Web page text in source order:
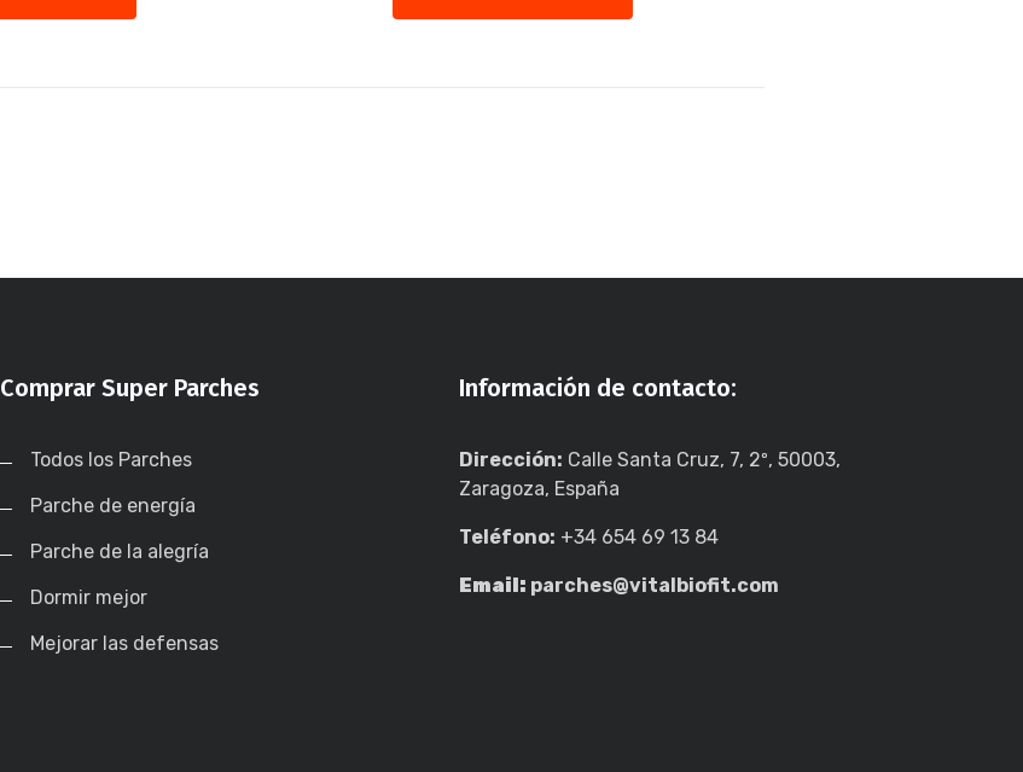
Comprar Super Parches
Todos los Parches
Parche de energía
Parche de la alegría
Dormir mejor
Mejorar las defensas
Información de contacto:
Dirección: Calle Santa Cruz, 7, 2º, 50003,
Zaragoza, España
Teléfono: +34 654 69 13 84
Email: parches@vitalbiofit.com